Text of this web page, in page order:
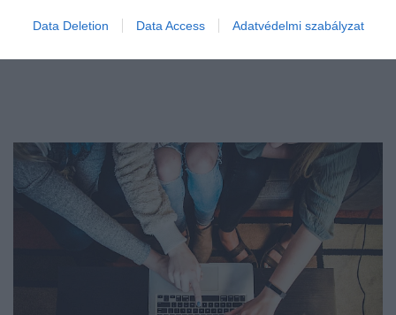
Data Deletion Data Access Adatvédelmi szabályzat